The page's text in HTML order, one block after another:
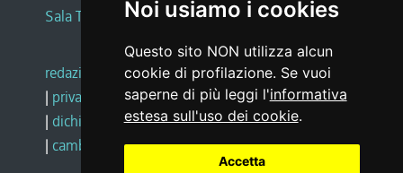
Noi usiamo i cookies
Questo sito NON utilizza alcun
cookie di profilazione. Se vuoi
saperne di più leggi l'informativa
estesa sull'uso dei cookie.
Accetta
Sala Tiziano Tessitori
redazione web |note legali |glossario
| privacy
social media policy
| dichiarazione di accessibilità |feedback
| cambio preferenze cookie